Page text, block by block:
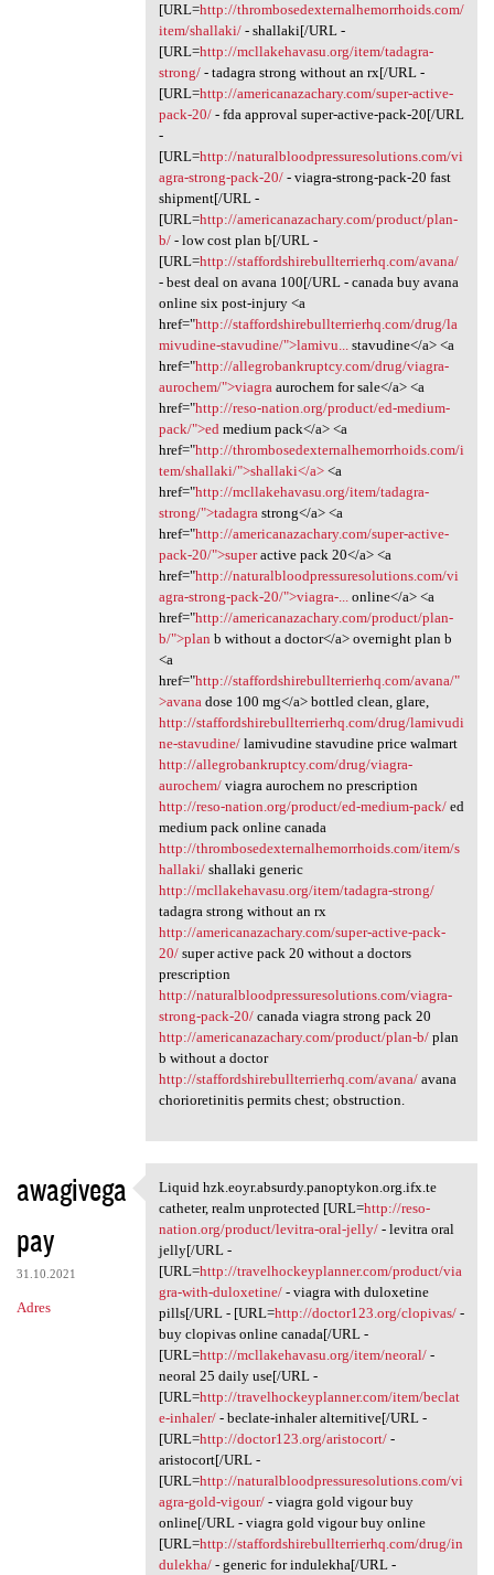
[URL=http://thrombosedexternalhemorrhoids.com/
item/shallaki/- shallaki[/URL -
[URL=http://mcllakehavasu.org/item/tadagra-
strong/- tadagra strong without an rx[/URL -
[URL=http://americanazachary.com/super-active-
pack-20/- fda approval super-active-pack-20[/URL
-
[URL=http://naturalbloodpressuresolutions.com/vi
agra-strong-pack-20/- viagra-strong-pack-20 fast
shipment[/URL -
[URL=http://americanazachary.com/product/plan-
b/- low cost plan b[/URL -
[URL=http://staffordshirebullterrierhq.com/avana/
- best deal on avana 100[/URL - canada buy avana
online six post-injury <a
href="http://staffordshirebullterrierhq.com/drug/la
mivudine-stavudine/">lamivu...stavudine</a> <a
href="http://allegrobankruptcy.com/drug/viagra-
aurochem/">viagraaurochem for sale</a> <a
href="http://reso-nation.org/product/ed-medium-
pack/">edmedium pack</a> <a
href="http://thrombosedexternalhemorrhoids.com/i
tem/shallaki/">shallaki</a><a
href="http://mcllakehavasu.org/item/tadagra-
strong/">tadagrastrong</a> <a
href="http://americanazachary.com/super-active-
pack-20/">superactive pack 20</a> <a
href="http://naturalbloodpressuresolutions.com/vi
agra-strong-pack-20/">viagra-...online</a> <a
href="http://americanazachary.com/product/plan-
b/">plan b without a doctor</a> overnight plan b
<a
href="http://staffordshirebullterrierhq.com/avana/"
>avanadose 100 mg</a> bottled clean, glare,
http://staffordshirebullterrierhq.com/drug/lamivudi
ne-stavudine/lamivudine stavudine price walmart
http://allegrobankruptcy.com/drug/viagra-
aurochem/viagra aurochem no prescription
http://reso-nation.org/product/ed-medium-pack/ed
medium pack online canada
http://thrombosedexternalhemorrhoids.com/item/s
hallaki/shallaki generic
http://mcllakehavasu.org/item/tadagra-strong/
tadagra strong without an rx
http://americanazachary.com/super-active-pack-
20/super active pack 20 without a doctors
prescription
http://naturalbloodpressuresolutions.com/viagra-
strong-pack-20/canada viagra strong pack 20
http://americanazachary.com/product/plan-b/plan
b without a doctor
http://staffordshirebullterrierhq.com/avana/avana
chorioretinitis permits chest; obstruction.
awagivega
pay
31.10.2021
Adres
Liquid hzk.eoyr.absurdy
Liquid hzk.eoyr.absurdy.panoptykon.org.ifx.te
catheter, realm unprotected [URL=http://reso-
nation.org/product/levitra-oral-jelly/- levitra oral
jelly[/URL -
[URL=http://travelhockeyplanner.com/product/via
gra-with-duloxetine/- viagra with duloxetine
pills[/URL - [URL=http://doctor123.org/clopivas/-
buy clopivas online canada[/URL -
[URL=http://mcllakehavasu.org/item/neoral/-
neoral 25 daily use[/URL -
[URL=http://travelhockeyplanner.com/item/beclat
e-inhaler/- beclate-inhaler alternitive[/URL -
[URL=http://doctor123.org/aristocort/-
aristocort[/URL -
[URL=http://naturalbloodpressuresolutions.com/vi
agra-gold-vigour/- viagra gold vigour buy
online[/URL - viagra gold vigour buy online
[URL=http://staffordshirebullterrierhq.com/drug/in
dulekha/- generic for indulekha[/URL -